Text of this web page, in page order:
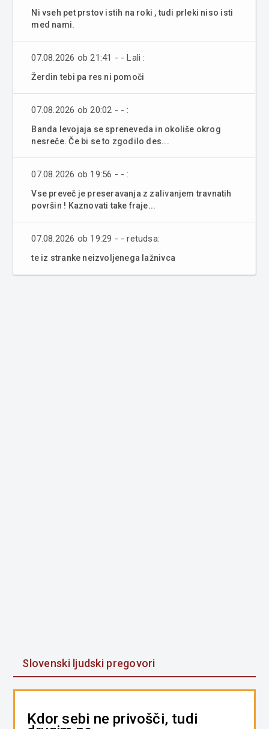
Ni vseh pet prstov istih na roki , tudi prleki niso isti
med nami.
07.08.2026 ob 21:41 - - Lali :
Žerdin tebi pa res ni pomoči
07.08.2026 ob 20:02 - - :
Banda levojaja se spreneveda in okoliše okrog
nesreče. Če bi se to zgodilo des...
07.08.2026 ob 19:56 - - :
Vse preveč je preseravanja z zalivanjem travnatih
površin ! Kaznovati take fraje...
07.08.2026 ob 19:29 - - retudsa:
te iz stranke neizvoljenega lažnivca
Slovenski ljudski pregovori
Kdor sebi ne privošči, tudi